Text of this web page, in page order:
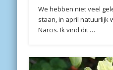
We hebben niet veel
staan, in april natuurlijk
Narcis. Ik vind dit …